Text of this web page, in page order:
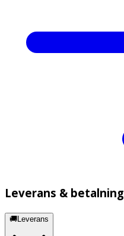
Leverans & betalning
🚚Leverans